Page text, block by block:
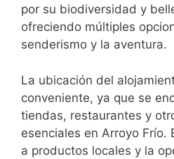
por su biodiversidad y
ofreciendo múltiples
senderismo y la aventura.
La ubicación del
conveniente, ya que se
tiendas, restaurantes y
esenciales en Arroyo Frío.
a productos locales y la